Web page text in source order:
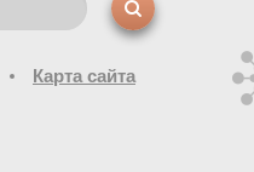
Карта сайта